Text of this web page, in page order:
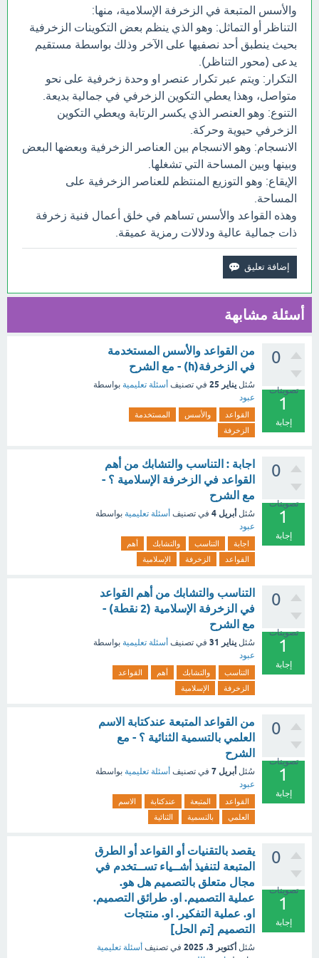
والأسس المتبعة في الزخرفة الإسلامية، منها:
التناظر أو التماثل: وهو الذي ينظم بعض التكوينات الزخرفية
بحيث ينطبق أحد نصفيها على الآخر وذلك بواسطة مستقيم
يدعى (محور التناظر).
التكرار: ويتم عبر تكرار عنصر او وحدة زخرفية على نحو
متواصل، وهذا يعطي التكوين الزخرفي في جمالية بديعة.
التنوع: وهو العنصر الذي يكسر الرتابة ويعطي التكوين
الزخرفي حيوية وحركة.
الانسجام: وهو الانسجام بين العناصر الزخرفية وبعضها البعض
وبينها وبين المساحة التي تشغلها.
الإيقاع: وهو التوزيع المنتظم للعناصر الزخرفية على
المساحة.
وهذه القواعد والأسس تساهم في خلق أعمال فنية زخرفة
ذات جمالية عالية ودلالات رمزية عميقة.
أسئلة مشابهة
0
تصويتات
1
إجابة
من القواعد والأسس المستخدمة
في الزخرفة(h) - مع الشرح
سُئل يناير 25 في تصنيف أسئلة تعليمية بواسطة
عبود
القواعد والأسس
المستخدمة
الزخرفة
0
تصويتات
1
إجابة
اجابة : التناسب والتشابك من أهم
القواعد في الزخرفة الإسلامية ؟ -
مع الشرح
سُئل أبريل 4 في تصنيف أسئلة تعليمية بواسطة
عبود
اجابة التناسب والتشابك
أهم
القواعد
الزخرفة الإسلامية
0
تصويتات
1
إجابة
التناسب والتشابك من أهم القواعد
في الزخرفة الإسلامية (2 نقطة) -
مع الشرح
سُئل يناير 31 في تصنيف أسئلة تعليمية بواسطة
عبود
التناسب والتشابك أهم
القواعد
الزخرفة
الإسلامية
0
تصويتات
1
إجابة
من القواعد المتبعة عندكتابة الاسم
العلمي بالتسمية الثنائية ؟ - مع
الشرح
سُئل أبريل 7 في تصنيف أسئلة تعليمية بواسطة
عبود
القواعد المتبعة عندكتابة
الاسم
العلمي
بالتسمية الثنائية
0
تصويتات
1
إجابة
يقصد بالتقنيات أو القواعد أو الطرق
المتبعة لتنفيذ أشــياء تســتخدم في
مجال متعلق بالتصميم هل هو.
عملية التصميم. او. طرائق التصميم.
او. عملية التفكير. او. منتجات
التصميم [تم الحل]
سُئل أكتوبر 3، 2025 في تصنيف أسئلة تعليمية